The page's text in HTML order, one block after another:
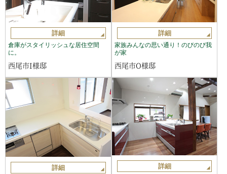
詳細
倉庫がスタイリッシュな居住空間
に。
西尾市I様邸
詳細
家族みんなの思い通り！のびのび我
が家
西尾市O様邸
詳細 詳細